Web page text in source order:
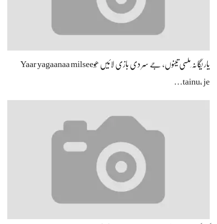
یار یگانہ ِملسی تینوں، جے سِر دی بازی لائیں ھُوYaar yagaanaa milsee
tainu, je…